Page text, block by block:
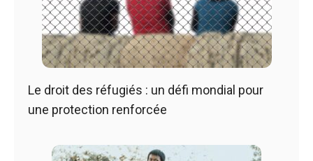
Le droit des réfugiés : un défi mondial pour
une protection renforcée